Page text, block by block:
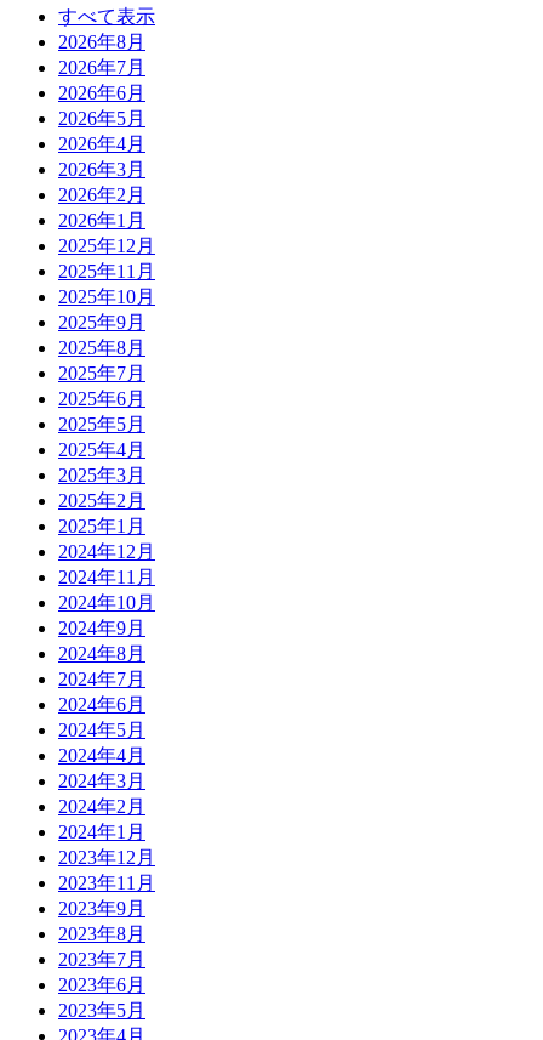
すべて表示
2026年8月
2026年7月
2026年6月
2026年5月
2026年4月
2026年3月
2026年2月
2026年1月
2025年12月
2025年11月
2025年10月
2025年9月
2025年8月
2025年7月
2025年6月
2025年5月
2025年4月
2025年3月
2025年2月
2025年1月
2024年12月
2024年11月
2024年10月
2024年9月
2024年8月
2024年7月
2024年6月
2024年5月
2024年4月
2024年3月
2024年2月
2024年1月
2023年12月
2023年11月
2023年9月
2023年8月
2023年7月
2023年6月
2023年5月
2023年4月